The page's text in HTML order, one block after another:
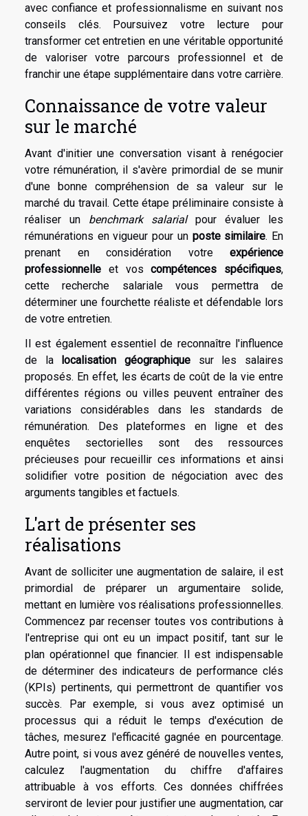
avec confiance et professionnalisme en suivant nos
conseils clés. Poursuivez votre lecture pour
transformer cet entretien en une véritable opportunité
de valoriser votre parcours professionnel et de
franchir une étape supplémentaire dans votre carrière.
Connaissance de votre valeur
sur le marché
Avant d'initier une conversation visant à renégocier
votre rémunération, il s'avère primordial de se munir
d'une bonne compréhension de sa valeur sur le
marché du travail. Cette étape préliminaire consiste à
réaliser un benchmark salarialpour évaluer les
rémunérations en vigueur pour un poste similaire. En
prenant en considération votre expérience
professionnelle et voscompétences spécifiques,
cette recherche salariale vous permettra de
déterminer une fourchette réaliste et défendable lors
de votre entretien.
Il est également essentiel de reconnaître l'influence
de la localisation géographique sur les salaires
proposés. En effet, les écarts de coût de la vie entre
différentes régions ou villes peuvent entraîner des
variations considérables dans les standards de
rémunération. Des plateformes en ligne et des
enquêtes sectorielles sont des ressources
précieuses pour recueillir ces informations et ainsi
solidifier votre position de négociation avec des
arguments tangibles et factuels.
L'art de présenter ses
réalisations
Avant de solliciter une augmentation de salaire, il est
primordial de préparer un argumentaire solide,
mettant en lumière vos réalisations professionnelles.
Commencez par recenser toutes vos contributions à
l'entreprise qui ont eu un impact positif, tant sur le
plan opérationnel que financier. Il est indispensable
de déterminer des indicateurs de performance clés
(KPIs) pertinents, qui permettront de quantifier vos
succès. Par exemple, si vous avez optimisé un
processus qui a réduit le temps d'exécution de
tâches, mesurez l'efficacité gagnée en pourcentage.
Autre point, si vous avez généré de nouvelles ventes,
calculez l'augmentation du chiffre d'affaires
attribuable à vos efforts. Ces données chiffrées
serviront de levier pour justifier une augmentation, car